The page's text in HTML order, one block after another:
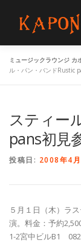
HOME
FLOORGUIDE
ミュージックラウンジ カ
ル・パン・バンドRustic
スティー
pans初見
投稿日: 2008年4
５月１日（木）ラ
演。料金：予約
1-2宮中ビルB1